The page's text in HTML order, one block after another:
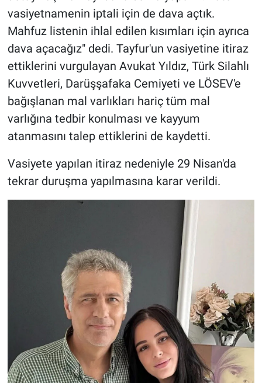
vasiyetnamenin iptali için de dava açtık.
Mahfuz listenin ihlal edilen kısımları için ayrıca
dava açacağız" dedi. Tayfur'un vasiyetine itiraz
ettiklerini vurgulayan Avukat Yıldız, Türk Silahlı
Kuvvetleri, Darüşşafaka Cemiyeti ve LÖSEV'e
bağışlanan mal varlıkları hariç tüm mal
varlığına tedbir konulması ve kayyum
atanmasını talep ettiklerini de kaydetti.
Vasiyete yapılan itiraz nedeniyle 29 Nisan'da
tekrar duruşma yapılmasına karar verildi.